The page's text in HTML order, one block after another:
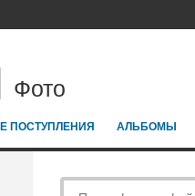
Фото
ПОСТУПЛЕНИЯ АЛЬБОМЫ